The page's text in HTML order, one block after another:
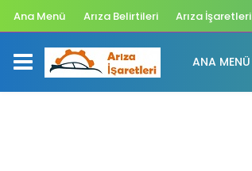
Ana Menü Arıza Belirtileri Arıza İşaretleri
ANA MENÜ